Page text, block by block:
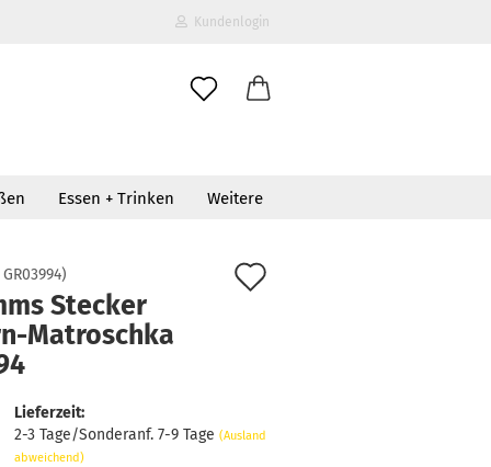
Kundenlogin
vergessen?
Essen + Trinken Weitere
GR03994)
Stecker
Matroschka
Lieferzeit:
2-3 Tage/Sonderanf. 7-9 Tage (Ausland
abweichend)